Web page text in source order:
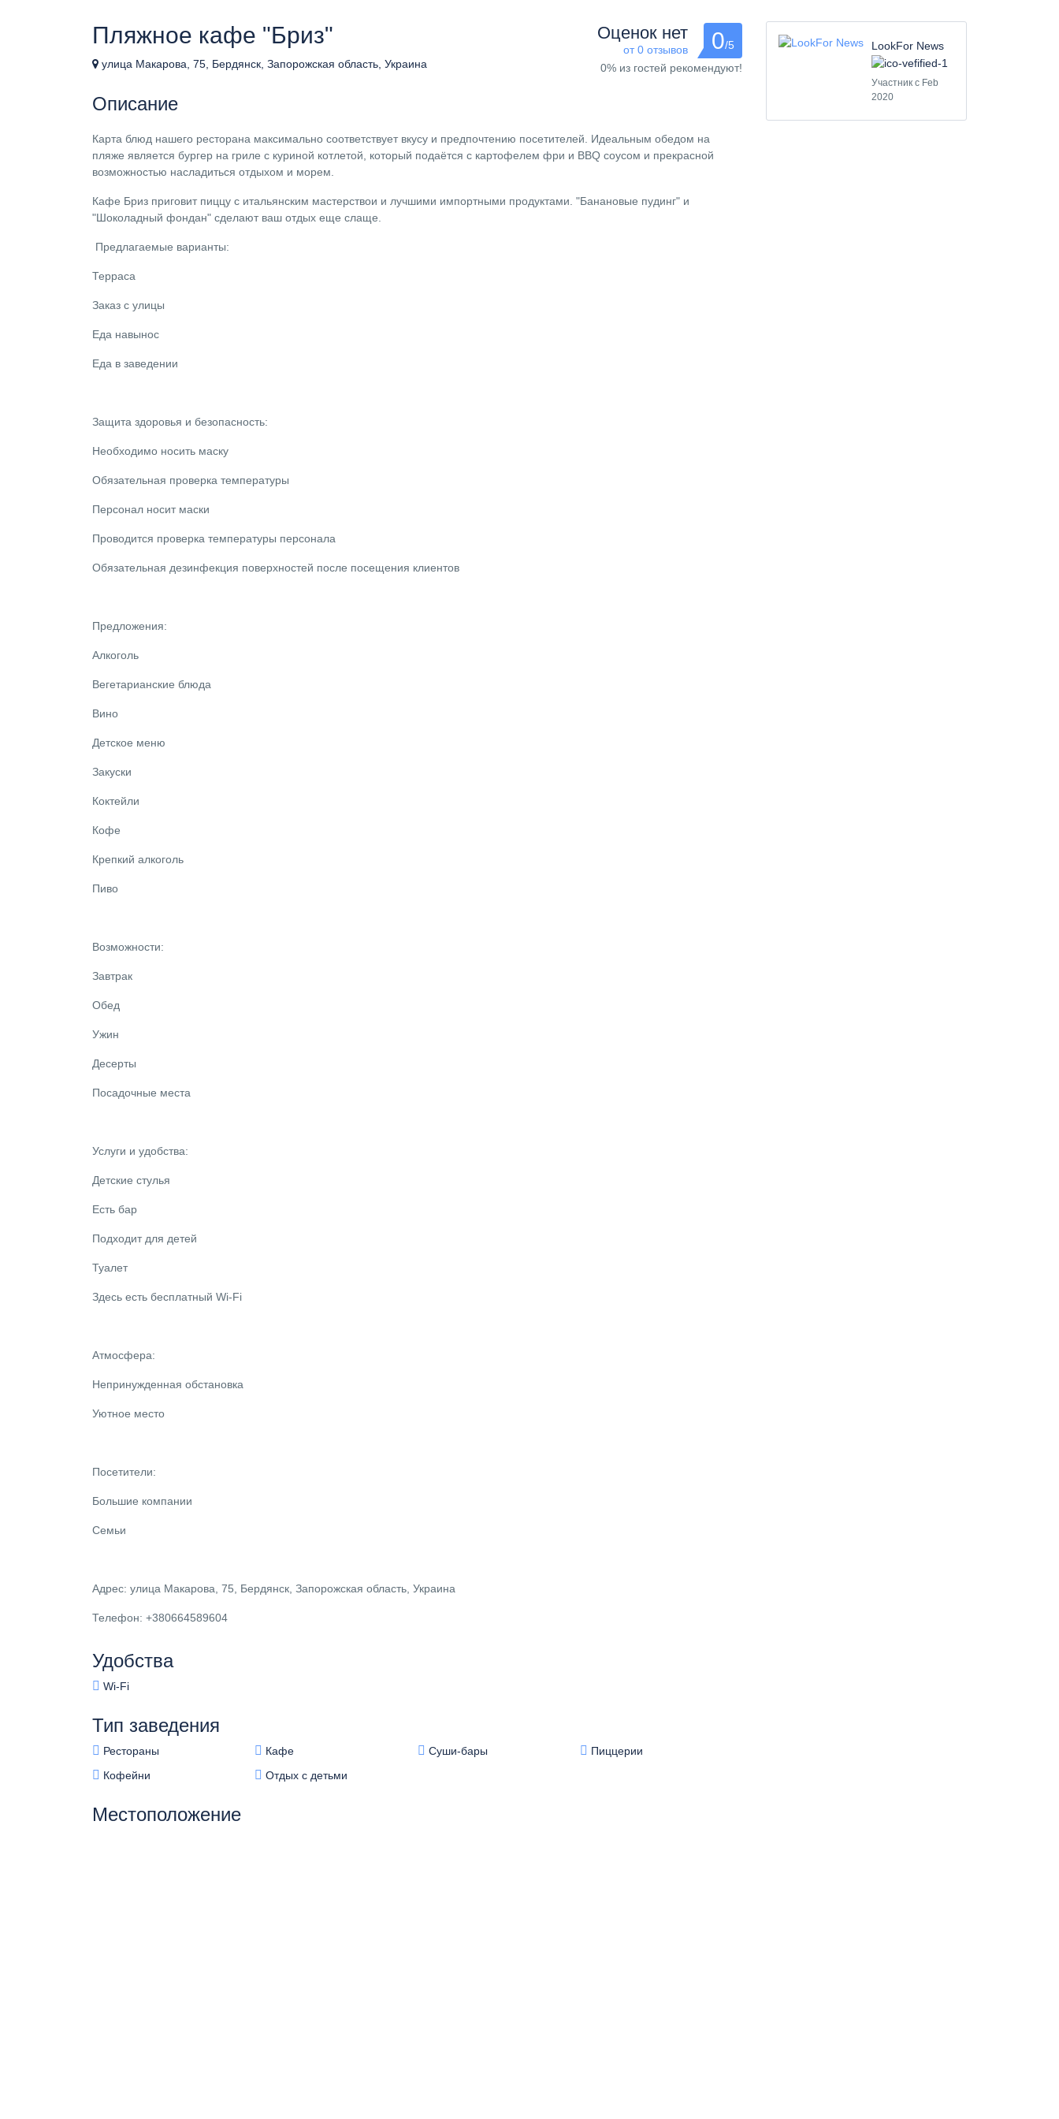
Пляжное кафе "Бриз"
улица Макарова, 75, Бердянск, Запорожская область, Украина
Оценок нет
от 0 отзывов 0/5
0% из гостей рекомендуют!
Описание
Карта блюд нашего ресторана максимально соответствует вкусу и предпочтению посетителей. Идеальным обедом на
пляже является бургер на гриле с куриной котлетой, который подаётся с картофелем фри и BBQ соусом и прекрасной
возможностью насладиться отдыхом и морем.
Кафе Бриз приговит пиццу с итальянским мастерствои и лучшими импортными продуктами. "Банановые пудинг" и
"Шоколадный фондан" сделают ваш отдых еще слаще.
Предлагаемые варианты:
Терраса
Заказ с улицы
Еда навынос
Еда в заведении
Защита здоровья и безопасность:
Необходимо носить маску
Обязательная проверка температуры
Персонал носит маски
Проводится проверка температуры персонала
Обязательная дезинфекция поверхностей после посещения клиентов
Предложения:
Алкоголь
Вегетарианские блюда
Вино
Детское меню
Закуски
Коктейли
Кофе
Крепкий алкоголь
Пиво
Возможности:
Завтрак
Обед
Ужин
Десерты
Посадочные места
Услуги и удобства:
Детские стулья
Есть бар
Подходит для детей
Туалет
Здесь есть бесплатный Wi-Fi
Атмосфера:
Непринужденная обстановка
Уютное место
Посетители:
Большие компании
Семьи
Адрес: улица Макарова, 75, Бердянск, Запорожская область, Украина
Телефон: +380664589604
Удобства
Wi-Fi
Тип заведения
Рестораны Кафе Суши-бары
Пиццерии
Кофейни
Отдых с детьми
Местоположение
LookFor News
Участник с Feb
2020